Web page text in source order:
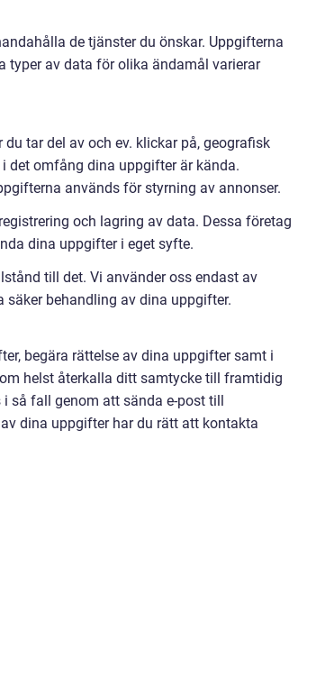
de tjänster du önskar. Uppgifterna
typer av data för olika ändamål varierar
tar del av och ev. klickar på, geografisk
det omfång dina uppgifter är kända.
används för styrning av annonser.
och lagring av data. Dessa företag
dina uppgifter i eget syfte.
till det. Vi använder oss endast av
säker behandling av dina uppgifter.
begära rättelse av dina uppgifter samt i
helst återkalla ditt samtycke till framtidig
så fall genom att sända e-post till
dina uppgifter har du rätt att kontakta